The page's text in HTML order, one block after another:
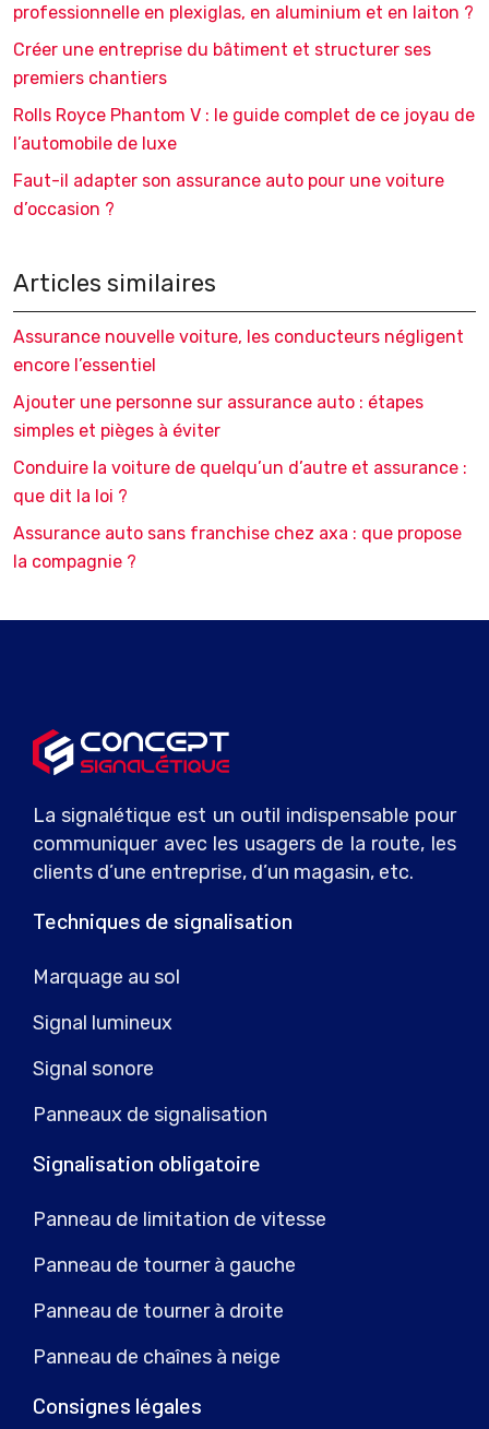
professionnelle en plexiglas, en aluminium et en laiton ?
Créer une entreprise du bâtiment et structurer ses
premiers chantiers
Rolls Royce Phantom V : le guide complet de ce joyau de
l’automobile de luxe
Faut-il adapter son assurance auto pour une voiture
d’occasion ?
Articles similaires
Assurance nouvelle voiture, les conducteurs négligent
encore l’essentiel
Ajouter une personne sur assurance auto : étapes
simples et pièges à éviter
Conduire la voiture de quelqu’un d’autre et assurance :
que dit la loi ?
Assurance auto sans franchise chez axa : que propose
la compagnie ?
La signalétique est un outil indispensable pour
communiquer avec les usagers de la route, les
clients d’une entreprise, d’un magasin, etc.
Techniques de signalisation
Marquage au sol
Signal lumineux
Signal sonore
Panneaux de signalisation
Signalisation obligatoire
Panneau de limitation de vitesse
Panneau de tourner à gauche
Panneau de tourner à droite
Panneau de chaînes à neige
Consignes légales